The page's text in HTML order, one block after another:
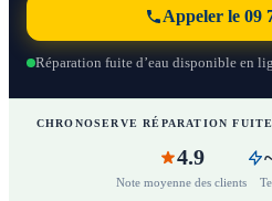
Appeler le 09
Réparation fuite d’eau disponible en
CHRONOSERVE RÉPARATION
4.9
Note moyenne des clients